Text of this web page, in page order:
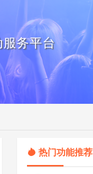
务平台
热门功能推荐